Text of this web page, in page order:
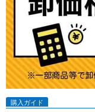
購入ガイド